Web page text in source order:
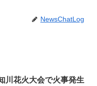
NewsChatLog
川花火大会で火事発生